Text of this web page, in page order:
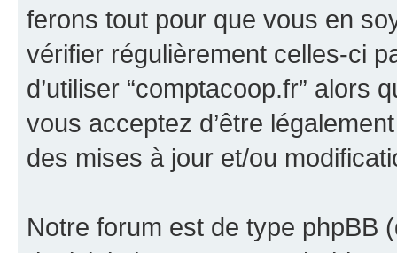
ferons tout pour que vous en
vérifier régulièrement celles-ci
d’utiliser “comptacoop.fr” alors
vous acceptez d’être
des mises à jour et/ou
Notre forum est de type phpBB